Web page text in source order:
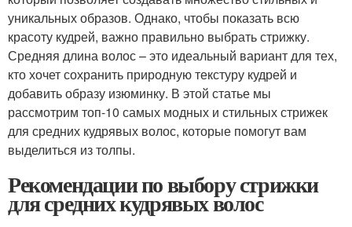
уникальных образов. Однако, чтобы показать всю
красоту кудрей, важно правильно выбрать стрижку.
Средняя длина волос – это идеальный вариант для тех,
кто хочет сохранить природную текстуру кудрей и
добавить образу изюминку. В этой статье мы
рассмотрим топ-10 самых модных и стильных стрижек
для средних кудрявых волос, которые помогут вам
выделиться из толпы.
Рекомендации по выбору стрижки
для средних кудрявых волос